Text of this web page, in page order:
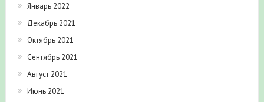
Январь 2022
Декабрь 2021
Октябрь 2021
Сентябрь 2021
Август 2021
Июнь 2021